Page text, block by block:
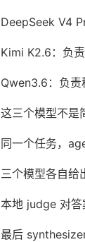
DeepSeek V4
Kimi K2.6：负
Qwen3.6：负责
这三个模型不是
同一个任务，
三个模型各自给
本地 judge 对答
最后